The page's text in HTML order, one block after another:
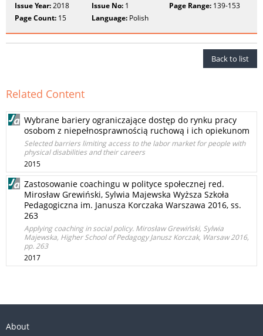
Issue Year:2018 Issue No: 1 Page Range:139-153
Page Count: 15 Language: Polish
Back to list
Related Content
Wybrane bariery ograniczające dostęp do rynku pracy
osobom z niepełnosprawnością ruchową i ich opiekunom
Selected barriers limiting access to the labor market for people with
physical disabilities and their careers
2015
Zastosowanie coachingu w polityce społecznej red.
Mirosław Grewiński, Sylwia Majewska Wyższa Szkoła
Pedagogiczna im. Janusza Korczaka Warszawa 2016, ss.
263
Applying coaching in social policy. Mirosław Grewiński, Sylwia
Majewska, Higher School of Pedagogy Janusz Korczak, Warsaw 2016,
pp. 263
2017
About